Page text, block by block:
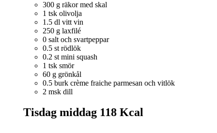
300 g räkor med skal
1 tsk olivolja
1.5 dl vitt vin
250 g laxfilé
0 salt och svartpeppar
0.5 st rödlök
0.2 st mini squash
1 tsk smör
60 g grönkål
0.5 burk crème fraiche parmesan och vitlök
2 msk dill
Tisdag middag 118 Kcal